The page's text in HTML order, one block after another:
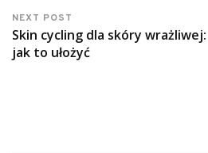
NEXT POST
Skin cycling dla skóry wrażliwej:
jak to ułożyć